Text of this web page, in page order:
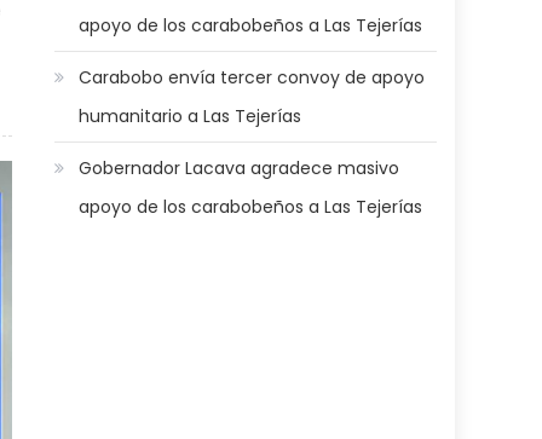
vuelos desde Valencia hacia la Isla de Margarita
apoyo de los carabobeños a Las Tejerías
Carabobo envía tercer convoy de apoyo
humanitario a Las Tejerías
Gobernador Lacava agradece masivo
apoyo de los carabobeños a Las Tejerías